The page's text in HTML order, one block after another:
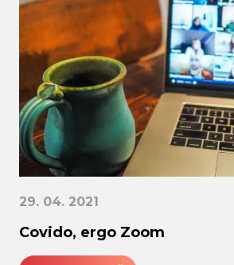
29. 04. 2021
Covido, ergo Zoom